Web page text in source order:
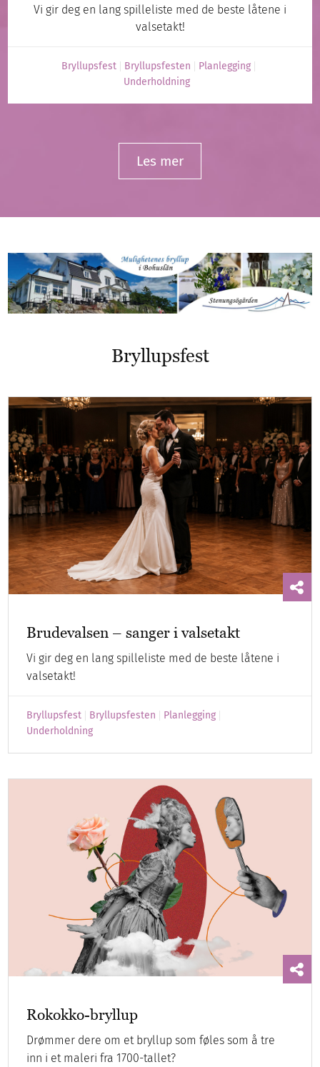
Vi gir deg en lang spilleliste med de beste låtene i
valsetakt!
Bryllupsfest Bryllupsfesten
Planlegging
Underholdning
Les mer
Bryllupsfest
Brudevalsen – sanger i valsetakt
Vi gir deg en lang spilleliste med de beste låtene i
valsetakt!
Bryllupsfest Bryllupsfesten
Planlegging
Underholdning
Rokokko-bryllup
Drømmer dere om et bryllup som føles som å tre
inn i et maleri fra 1700-tallet?